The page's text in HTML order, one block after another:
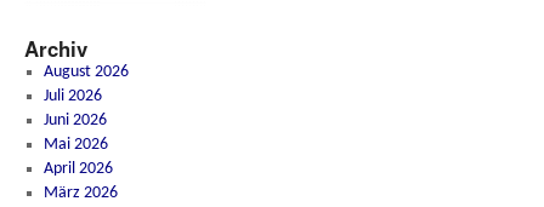
Archiv
August 2026
Juli 2026
Juni 2026
Mai 2026
April 2026
März 2026